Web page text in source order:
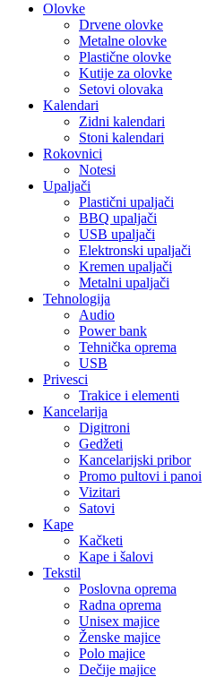
Olovke
Drvene olovke
Metalne olovke
Plastične olovke
Kutije za olovke
Setovi olovaka
Kalendari
Zidni kalendari
Stoni kalendari
Rokovnici
Notesi
Upaljači
Plastični upaljači
BBQ upaljači
USB upaljači
Elektronski upaljači
Kremen upaljači
Metalni upaljači
Tehnologija
Audio
Power bank
Tehnička oprema
USB
Privesci
Trakice i elementi
Kancelarija
Digitroni
Gedžeti
Kancelarijski pribor
Promo pultovi i panoi
Vizitari
Satovi
Kape
Kačketi
Kape i šalovi
Tekstil
Poslovna oprema
Radna oprema
Unisex majice
Ženske majice
Polo majice
Dečije majice